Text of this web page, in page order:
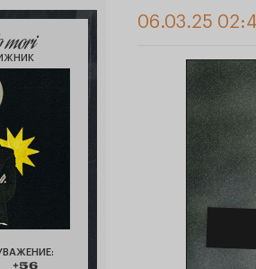
mori
+56
06.03.25